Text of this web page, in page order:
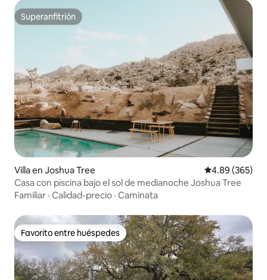
Superanfitrión
Superanfitrión
Villa en Joshua Tree Calificación
4.89 (365)
Casa con piscina bajo el sol de medianoche Joshua Tree
Familiar · Calidad-precio · Caminata
Favorito entre huéspedes
Favorito entre huéspedes